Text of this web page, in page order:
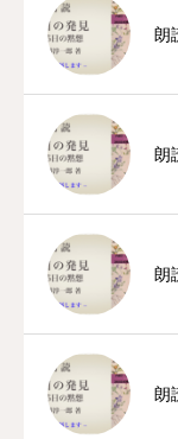
朗
朗
朗
朗